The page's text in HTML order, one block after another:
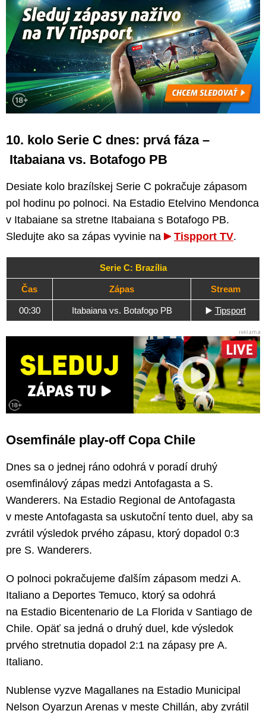
10. kolo Serie C dnes: prvá fáza –
Itabaiana vs. Botafogo PB
Desiate kolo brazílskej Serie C pokračuje zápasom
pol hodinu po polnoci. Na Estadio Etelvino Mendonca
v Itabaiane sa stretne Itabaiana s Botafogo PB.
Sledujte ako sa zápas vyvinie na
Tispport TV.
Serie C: Brazília
Čas Zápas Stream
00:30 Itabaiana vs. Botafogo PB ▶️ Tipsport
Osemfinále play-off Copa Chile
Dnes sa o jednej ráno odohrá v poradí druhý
osemfinálový zápas medzi Antofagasta a S.
Wanderers. Na Estadio Regional de Antofagasta
v meste Antofagasta sa uskutoční tento duel, aby sa
zvrátil výsledok prvého zápasu, ktorý dopadol 0:3
pre S. Wanderers.
O polnoci pokračujeme ďalším zápasom medzi A.
Italiano a Deportes Temuco, ktorý sa odohrá
na Estadio Bicentenario de La Florida v Santiago de
Chile. Opäť sa jedná o druhý duel, kde výsledok
prvého stretnutia dopadol 2:1 na zápasy pre A.
Italiano.
Nublense vyzve Magallanes na Estadio Municipal
Nelson Oyarzun Arenas v meste Chillán, aby zvrátil